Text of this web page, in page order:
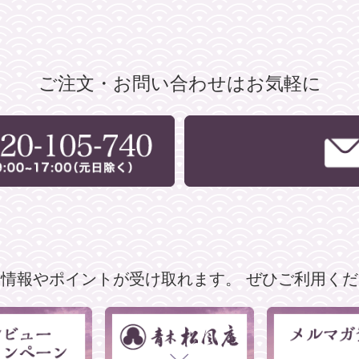
ご注文・お問い合わせはお気軽に
報やポイントが受け取れます。 ぜひご利用く